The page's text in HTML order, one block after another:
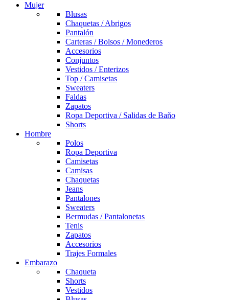
Mujer
Blusas
Chaquetas / Abrigos
Pantalón
Carteras / Bolsos / Monederos
Accesorios
Conjuntos
Vestidos / Enterizos
Top / Camisetas
Sweaters
Faldas
Zapatos
Ropa Deportiva / Salidas de Baño
Shorts
Hombre
Polos
Ropa Deportiva
Camisetas
Camisas
Chaquetas
Jeans
Pantalones
Sweaters
Bermudas / Pantalonetas
Tenis
Zapatos
Accesorios
Trajes Formales
Embarazo
Chaqueta
Shorts
Vestidos